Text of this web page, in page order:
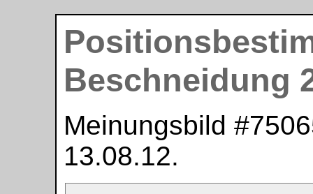
Beschneidung
Meinungsbild #
13.08.12.